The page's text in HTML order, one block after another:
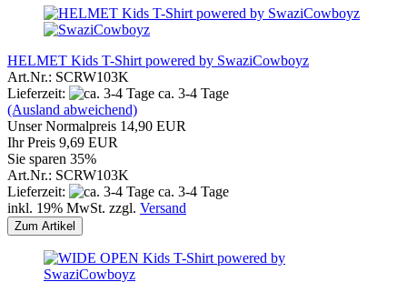
HELMET Kids T-Shirt powered by SwaziCowboyz
Art.Nr.: SCRW103K
Lieferzeit:
ca. 3-4 Tage
(Ausland abweichend)
Unser Normalpreis 14,90 EUR
Ihr Preis 9,69 EUR
Sie sparen 35%
Art.Nr.: SCRW103K
Lieferzeit:
ca. 3-4 Tage
inkl. 19% MwSt. zzgl. Versand
Zum Artikel